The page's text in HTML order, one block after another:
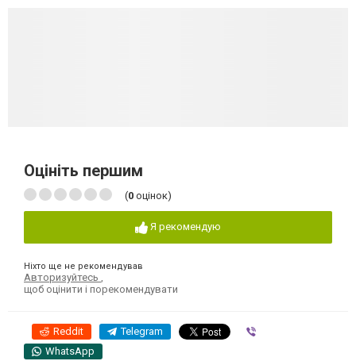
Оцініть першим
(0 оцінок)
Я рекомендую
Ніхто ще не рекомендував
Авторизуйтесь
щоб оцінити і порекомендувати
Reddit Telegram
WhatsApp